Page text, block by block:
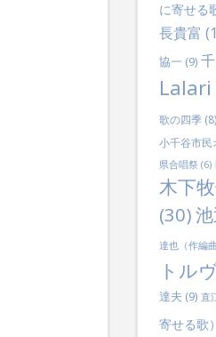
に寄せる
長貴富
協一 (9)
Lalari
歌の四季(8)
小千谷市民
県合唱祭(6)
木下
(30)
達也（作編曲
トル
達夫 (9) 直
寄せる歌）